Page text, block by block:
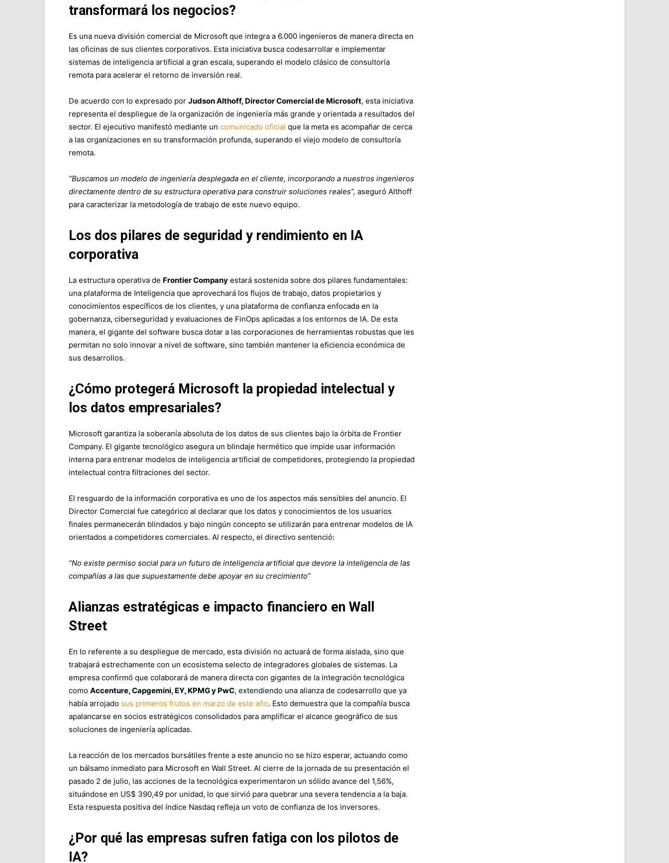
transformará los negocios?
Es una nueva división comercial de Microsoft que integra a 6.000 ingenieros de manera directa en
las oficinas de sus clientes corporativos. Esta iniciativa busca codesarrollar e implementar
sistemas de inteligencia artificial a gran escala, superando el modelo clásico de consultoría
remota para acelerar el retorno de inversión real.
De acuerdo con lo expresado por Judson Althoff, Director Comercial de Microsoft, esta iniciativa
representa el despliegue de la organización de ingeniería más grande y orientada a resultados del
sector. El ejecutivo manifestó mediante un comunicado oficial que la meta es acompañar de cerca
a las organizaciones en su transformación profunda, superando el viejo modelo de consultoría
remota.
“Buscamos un modelo de ingeniería desplegada en el cliente, incorporando a nuestros ingenieros
directamente dentro de su estructura operativa para construir soluciones reales”, aseguró Althoff
para caracterizar la metodología de trabajo de este nuevo equipo.
Los dos pilares de seguridad y rendimiento en IA
corporativa
La estructura operativa de Frontier Company estará sostenida sobre dos pilares fundamentales:
una plataforma de Inteligencia que aprovechará los flujos de trabajo, datos propietarios y
conocimientos específicos de los clientes, y una plataforma de confianza enfocada en la
gobernanza, ciberseguridad y evaluaciones de FinOps aplicadas a los entornos de IA. De esta
manera, el gigante del software busca dotar a las corporaciones de herramientas robustas que les
permitan no solo innovar a nivel de software, sino también mantener la eficiencia económica de
sus desarrollos.
¿Cómo protegerá Microsoft la propiedad intelectual y
los datos empresariales?
Microsoft garantiza la soberanía absoluta de los datos de sus clientes bajo la órbita de Frontier
Company. El gigante tecnológico asegura un blindaje hermético que impide usar información
interna para entrenar modelos de inteligencia artificial de competidores, protegiendo la propiedad
intelectual contra filtraciones del sector.
El resguardo de la información corporativa es uno de los aspectos más sensibles del anuncio. El
Director Comercial fue categórico al declarar que los datos y conocimientos de los usuarios
finales permanecerán blindados y bajo ningún concepto se utilizarán para entrenar modelos de IA
orientados a competidores comerciales. Al respecto, el directivo sentenció:
“No existe permiso social para un futuro de inteligencia artificial que devore la inteligencia de las
compañías a las que supuestamente debe apoyar en su crecimiento”
Alianzas estratégicas e impacto financiero en Wall
Street
En lo referente a su despliegue de mercado, esta división no actuará de forma aislada, sino que
trabajará estrechamente con un ecosistema selecto de integradores globales de sistemas. La
empresa confirmó que colaborará de manera directa con gigantes de la integración tecnológica
como Accenture, Capgemini, EY, KPMG y PwC, extendiendo una alianza de codesarrollo que ya
había arrojado sus primeros frutos en marzo de este año. Esto demuestra que la compañía busca
apalancarse en socios estratégicos consolidados para amplificar el alcance geográfico de sus
soluciones de ingeniería aplicadas.
La reacción de los mercados bursátiles frente a este anuncio no se hizo esperar, actuando como
un bálsamo inmediato para Microsoft en Wall Street. Al cierre de la jornada de su presentación el
pasado 2 de julio, las acciones de la tecnológica experimentaron un sólido avance del 1,56%,
situándose en US$ 390,49 por unidad, lo que sirvió para quebrar una severa tendencia a la baja.
Esta respuesta positiva del índice Nasdaq refleja un voto de confianza de los inversores.
¿Por qué las empresas sufren fatiga con los pilotos de
IA?